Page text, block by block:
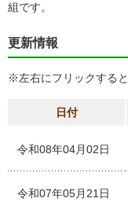
組です。
更新情報
※左右にフリックする
日付
令和08年04月02日
令和07年05月21日